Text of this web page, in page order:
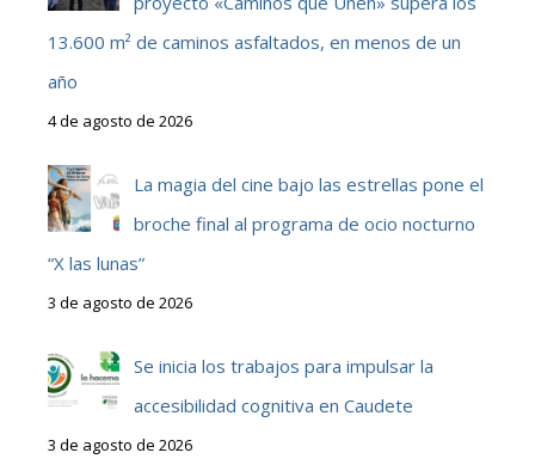
13.600 m² de caminos asfaltados, en menos de un
año
4 de agosto de 2026
La magia del cine bajo las estrellas pone el
broche final al programa de ocio nocturno
“X las lunas”
3 de agosto de 2026
Se inicia los trabajos para impulsar la
accesibilidad cognitiva en Caudete
3 de agosto de 2026